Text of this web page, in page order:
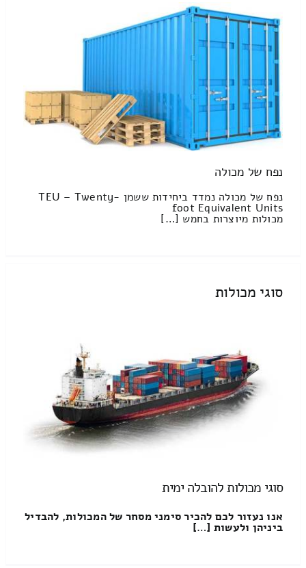
נפח של מכולה
נפח של מכולה נמדד ביחידות ששמן TEU – Twenty-
foot Equivalent Units
מכולות מיוצרות בחמש […]
סוגי מכולות
סוגי מכולות להובלה ימית
אנו נעזור לכם להכיר סימני מסחר של המכולות, להבדיל
ביניהן ולעשות […]